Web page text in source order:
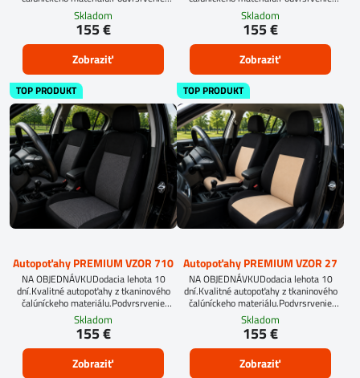
molitan 5 mm.Pre objednanie autopoťahu
na mieru je potrebné vyplniť
objednávkový formulár.OBJEDNAŤ TU
Skladom
155 €
Zobraziť
molitan 5 mm.Pre objednanie autopoťahu
na mieru je potrebné vyplniť
objednávkový formulár.OBJEDNAŤ TU
Skladom
155 €
Zobraziť
TOP PRODUKT
Autopoťahy PREMIUM VZOR 710
NA OBJEDNÁVKUDodacia lehota 10
dní.Kvalitné autopoťahy z tkaninového
čalúníckeho materiálu.Podvrsrvenie
molitan 5 mm.Pre objednanie autopoťahu
na mieru je potrebné vyplniť
objednávkový formulár.OBJEDNAŤ TU
Skladom
155 €
Zobraziť
TOP PRODUKT
Autopoťahy PREMIUM VZOR 27
NA OBJEDNÁVKUDodacia lehota 10
dní.Kvalitné autopoťahy z tkaninového
čalúníckeho materiálu.Podvrsrvenie
molitan 5 mm.
Skladom
155 €
Zobraziť